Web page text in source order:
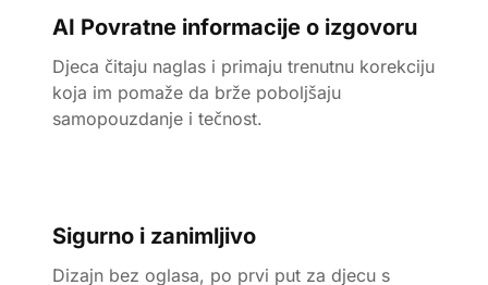
AI Povratne informacije o izgovoru
Djeca čitaju naglas i primaju trenutnu korekciju
koja im pomaže da brže poboljšaju
samopouzdanje i tečnost.
Sigurno i zanimljivo
Dizajn bez oglasa, po prvi put za djecu s